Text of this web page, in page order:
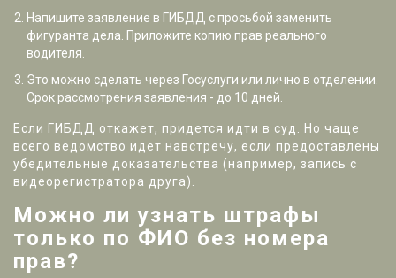
Напишите заявление в ГИБДД с просьбой заменить
фигуранта дела. Приложите копию прав реального
водителя.
Это можно сделать через Госуслуги или лично в отделении.
Срок рассмотрения заявления - до 10 дней.
Если ГИБДД откажет, придется идти в суд. Но чаще
всего ведомство идет навстречу, если предоставлены
убедительные доказательства (например, запись с
видеорегистратора друга).
Можно ли узнать штрафы
только по ФИО без номера
прав?